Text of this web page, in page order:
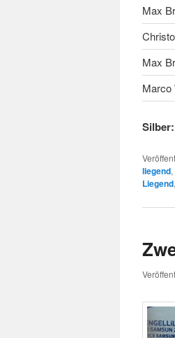
Max
Max
Marco
Silber:
liegend,
Liegend,